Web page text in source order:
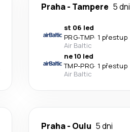
Praha- Tampere 5 dni
st 06 led
PRG-TMP· 1 přestup
Air Baltic
ne 10 led
TMP-PRG· 1 přestup
Air Baltic
Praha- Oulu 5 dni